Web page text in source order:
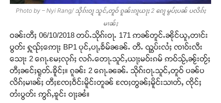
Photo by – Nyi Rang/ သိုၵ်းဝႃ့ သူင်ႇတူဝ် ၵူၼ်းၵႃ့ယႃႈ 2 ၵေႃ့ မွပ်ႈပၼ် ပလိၵ်ႈ
မၢၼ်ႈ
ဝၼ်းတီႈ 06/10/2018 တပ်ႉသိုၵ်းဝႃႉ 171 ဢၼ်တူင်ႉၼိုင်ယူႇတၢင်း
ပွတ်း ႁူၺ်ႈဢေႃႈ BP1 ပုင်ႇပႃႇၶႅမ်ၼၼ်ႉ တီႉ ၺွပ်းလႆႈ ၸၢဝ်းလီး
သေႃး 2 ၵေႃႉမႄႈလုၵ်ႈ လၵ်ႉတေႃႉသူင်ႇယႃႈမဝ်းၵမ် ဢဝ်သႂ်ႇၼႂ်းတႂ်ႈ
တီႈၼင်ႈရူတ်ႉၶိူင်ႈ။ ၵူၼ်း 2 ၵေႃႉၼၼ်ႉ သိုၵ်းဝႃႉသူင်ႇတူဝ် ပၼ်ပ
လိၵ်ႈမၢၼ်ႈ တီႈၸႄႈဝဵင်းမိူင်းတူၼ် ၸႄႈတွၼ်ႈမိူင်းသၢတ်ႇ ၸိုင်ႈ
တႆးပွတ်း ဢွၵ်ႇၶူင်း ဝႃႈၼႆ။